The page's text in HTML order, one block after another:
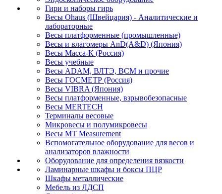
Гири и наборы гирь
Весы Ohaus (Швейцария) - Аналитические и
лабораторные
Весы платформенные (промышленные)
Весы и влагомеры AnD(A&D) (Япония)
Весы Масса-К (Россия)
Весы учебные
Весы ADAM, ВЛТЭ, BCM и прочие
Весы ГОСМЕТР (Россия)
Весы VIBRA (Япония)
Весы платформенные, взрывобезопасные
Весы MERTECH
Терминалы весовые
Микровесы и полумикровесы
Весы MT Measurement
Вспомогательное оборудование для весов и
анализаторов влажности
Оборудование для определения вязкости
Ламинарные шкафы и боксы ПЦР
Шкафы металлические
Мебель из ЛДСП